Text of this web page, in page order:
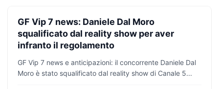
ANTICIPAZIONI TV
GF Vip 7 news: Daniele Dal Moro
squalificato dal reality show per aver
infranto il regolamento
GF Vip 7 news e anticipazioni: il concorrente Daniele Dal
Moro è stato squalificato dal reality show di Canale 5...